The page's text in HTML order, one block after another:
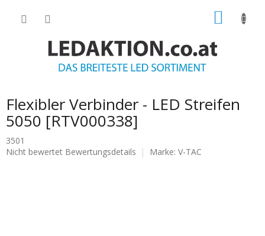
Flexibler Verbinder - LED Streifen
5050 [RTV000338]
3501
Die
Nicht bewertet Bewertungsdetails Marke: V-TAC